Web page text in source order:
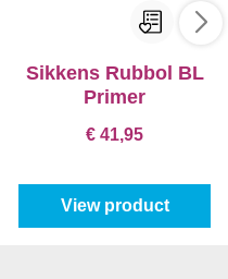
Sikkens Rubbol BL
Primer
€ 41,95
View product